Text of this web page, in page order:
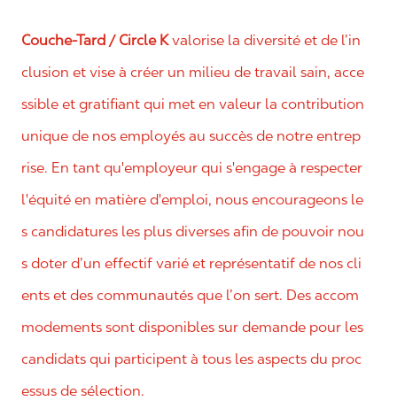
Couche-Tard / Circle Kvalorise la diversité et de l’in
clusion et vise à créer un milieu de travail sain, acce
ssible et gratifiant qui met en valeur la contribution
unique de nos employés au succès de notre entrep
rise. En tant qu'employeur qui s'engage à respecter
l'équité en matière d'emploi, nous encourageons le
s candidatures les plus diverses afin de pouvoir nou
s doter d’un effectif varié et représentatif de nos cli
ents et des communautés que l’on sert. Des accom
modements sont disponibles sur demande pour les
candidats qui participent à tous les aspects du proc
essus de sélection.